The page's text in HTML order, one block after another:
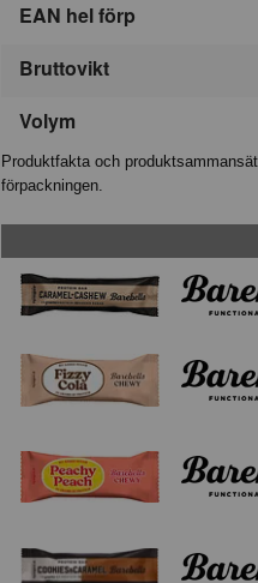
EAN hel förp
Bruttovikt
Volym
Produktfakta och
förpackningen.